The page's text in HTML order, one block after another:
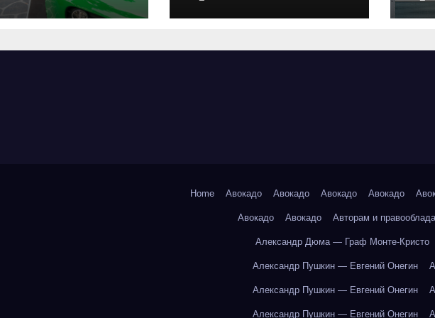
запчастей и
выполнения работ
Home Авокадо Авокадо Авокадо Авокадо
Авокадо Авокадо Авторам и
Александр Дюма — Граф Монте-Кристо
Александр Пушкин — Евгений Онегин
Александр Пушкин — Евгений Онегин
Александр Пушкин — Евгений Онегин